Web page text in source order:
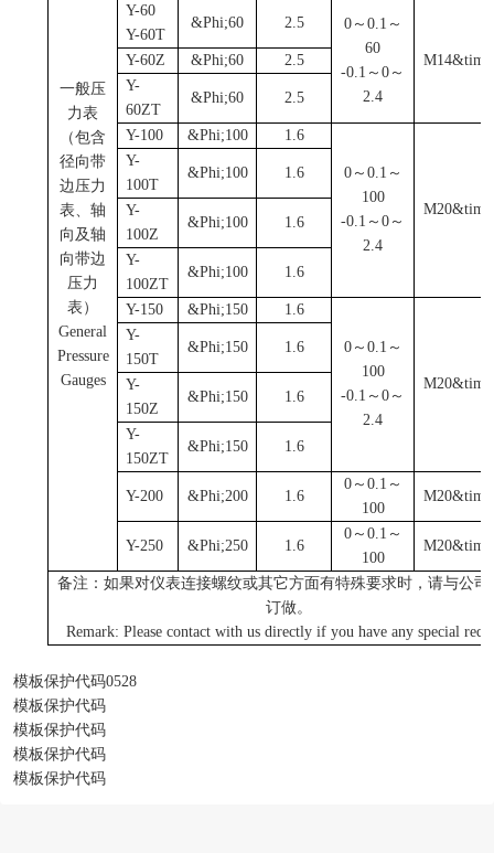
一般压
力表
（包含
径向带
边压力
表、轴
向及轴
向带边
压力
表）
General
Pressure
Gauges
Y-60
Y-60T
&Phi;60 2.5 0～0.1～
60
-0.1 ～0～
2.4
M14
Y-60Z &Phi;60
2.5
Y-
60ZT
&Phi;60 2.5
Y-100 &Phi;100 1.6
0～0.1～
100
-0.1 ～0～
2.4
M20
Y-
100T
&Phi;100 1.6
Y-
100Z
&Phi;100 1.6
Y-
100ZT
&Phi;100 1.6
Y-150 &Phi;150 1.6
0～0.1～
100
-0.1 ～0～
2.4
M20
Y-
150T
&Phi;150 1.6
Y-
150Z
&Phi;150 1.6
Y-
150ZT
&Phi;150 1.6
Y-200 &Phi;200 1.6
0～0.1～
100
M20
Y-250 &Phi;250 1.6
0～0.1～
100
M20
备注：如果对仪表连接螺纹或其它方面有特殊要求时，请与公司
订做。
Remark: Please contact with us directly if you have any special
模板保护代码0528
模板保护代码
模板保护代码
模板保护代码
模板保护代码